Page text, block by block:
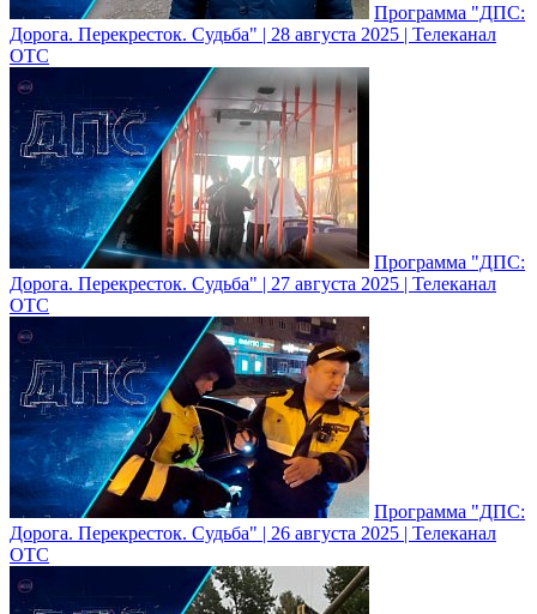
Программа "ДПС:
Дорога. Перекресток. Судьба" | 28 августа 2025 | Телеканал
ОТС
Программа "ДПС:
Дорога. Перекресток. Судьба" | 27 августа 2025 | Телеканал
ОТС
Программа "ДПС:
Дорога. Перекресток. Судьба" | 26 августа 2025 | Телеканал
ОТС